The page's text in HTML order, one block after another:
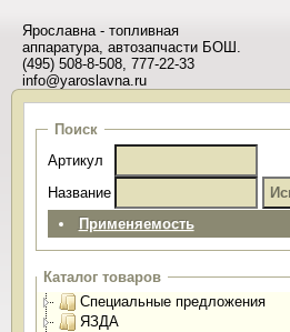
Ярославна - топливная
аппаратура, автозапчасти БОШ.
(495) 508-8-508, 777-22-33
info@yaroslavna.ru
Поиск
Артикул
Название
Применяемость
Каталог товаров
Специальные предложения
ЯЗДА